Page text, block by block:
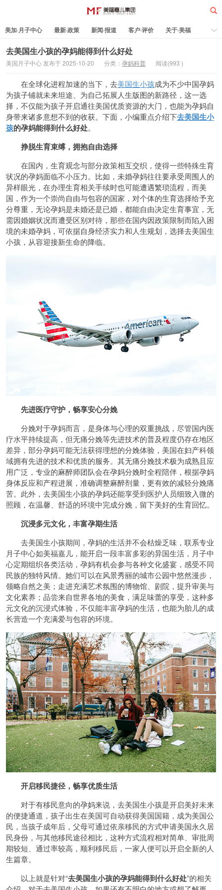
美福嘉儿
美加·月子中心 最新·政策 新闻·报道 客户·评价
关于·美福
热门·文章
所有·文章 孕妈科普 标签云
去美国生小孩的孕妈能得到什么好处
美国月子中心 发布于 2025-10-20 分类： 孕妈科普 阅读(993 )
在全球化进程加速的当下，去美国生小孩成为不少中国孕妈
为孩子铺就未来坦途、为自己拓展人生版图的新路径，这一选
择，不仅能为孩子开启通往美国优质资源的大门，也能为孕妈自
身带来诸多意想不到的收获。下面，小编重点介绍下去美国生小
孩的孕妈能得到什么好处。
挣脱生育束缚，拥抱自由选择
在国内，生育观念与部分政策相互交织，使得一些特殊生育
状况的孕妈面临不小压力。比如，未婚孕妈往往要承受周围人的
异样眼光，在办理生育相关手续时也可能遭遇繁琐流程，而美
国，作为一个崇尚自由与包容的国家，对个体的生育选择给予充
分尊重，无论孕妈是未婚还是已婚，都能自由决定生育事宜，无
需因婚姻状况而遭受区别对待，那些在国内因政策限制而陷入困
境的未婚孕妈，可依据自身经济实力和人生规划，选择去美国生
小孩，从容迎接新生命的降临。
先进医疗守护，畅享安心分娩
分娩对于孕妈而言，是身体与心理的双重挑战，尽管国内医
疗水平持续提高，但无痛分娩等先进技术的普及程度仍存在地区
差异，部分孕妈可能无法获得理想的分娩体验，美国在妇产科领
域拥有先进的技术和优质的服务。其无痛分娩技术极为成熟且应
用广泛，专业的麻醉师团队会在孕妈分娩时全程陪伴，根据孕妈
身体反应和产程进展，准确调整麻醉剂量，更有效的减轻分娩痛
苦。此外，去美国生小孩的孕妈还能享受到医护人员细致入微的
照顾，在温馨、舒适的环境中完成分娩，留下美好的生育回忆。
沉浸多元文化，丰富孕期生活
去美国生小孩期间，孕妈的生活并不会枯燥乏味，联系专业
月子中心如美福嘉儿，能开启一段丰富多彩的异国生活，月子中
心定期组织各类活动，孕妈有机会参与各种文化盛宴，感受不同
民族的独特风情。她们可以在风景秀丽的城市公园中悠然漫步，
领略自然之美；走进充满艺术氛围的博物馆、剧院，提升审美与
文化素养；品尝来自世界各地的美食，满足味蕾的享受，这种多
元文化的沉浸式体验，不仅能丰富孕妈的生活，也能为胎儿的成
长营造一个充满爱与包容的环境。
开启移民捷径，畅享优质生活
对于有移民意向的孕妈来说，去美国生小孩是开启美好未来
的便捷通道，孩子出生在美国可自动获得美国国籍，成为美国公
民，当孩子成年后，父母可通过依亲移民的方式申请美国永久居
民身份，与其他移民途径相比，这种方式流程相对简单、审批周
期较短、通过率较高，顺利移民后，一家人便可以开启全新的人
生篇章。
以上就是针对“去美国生小孩的孕妈能得到什么好处”的相关